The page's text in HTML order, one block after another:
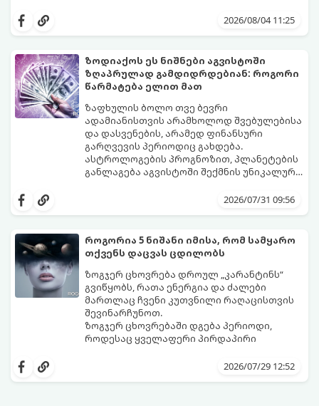
ყველაზე ბედნიერი თვე აღმოჩნდება.
2026/08/04 11:25
ზოდიაქოს ეს ნიშნები აგვისტოში
ზღაპრულად გამდიდრდებიან: როგორი
წარმატება ელით მათ
ზაფხულის ბოლო თვე ბევრი
ადამიანისთვის არამხოლოდ შვებულებისა
და დასვენების, არამედ ფინანსური
გარღვევის პერიოდიც გახდება.
ასტროლოგების პროგნოზით, პლანეტების
განლაგება აგვისტოში შექმნის უნიკალურ
ზოდიაქოს 4 ნიშანს ფინანსური წარმატების
შორის, ვისაც აგვისტოში ფინანსური
2026/07/31 09:56
როგორია 5 ნიშანი იმისა, რომ სამყარო
თქვენს დაცვას ცდილობს
ზოგჯერ ცხოვრება დროულ „კარანტინს“
გვიწყობს, რათა ენერგია და ძალები
მართლაც ჩვენი კუთვნილი რაღაცისთვის
შევინარჩუნოთ.
ზოგჯერ ცხოვრებაში დგება პერიოდი,
როდესაც ყველაფერი პირდაპირი
იშლება მნიშვნელოვანი გარიგებები,
2026/07/29 12:52